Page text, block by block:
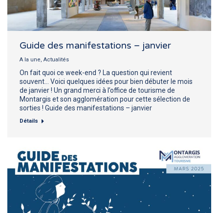
Guide des manifestations – janvier
A la une, Actualités
On fait quoi ce week-end ? La question qui revient
souvent… Voici quelques idées pour bien débuter le mois
de janvier ! Un grand merci à l’office de tourisme de
Montargis et son agglomération pour cette sélection de
sorties ! Guide des manifestations – janvier
Détails